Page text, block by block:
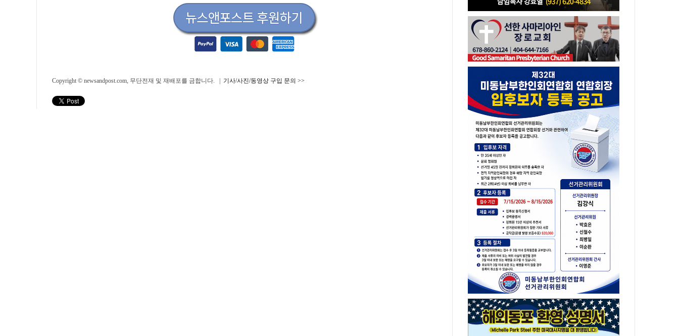
Copyright © newsandpost.com, 무단전재 및 재배포를 금합니다. | 기사/사진/동영상 구입 문의 >>